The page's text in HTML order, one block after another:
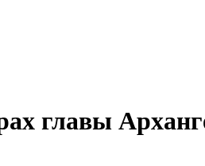
главы